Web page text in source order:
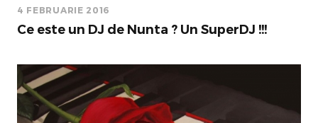
4 FEBRUARIE 2016
Ce este un DJ de Nunta ? Un SuperDJ !!!